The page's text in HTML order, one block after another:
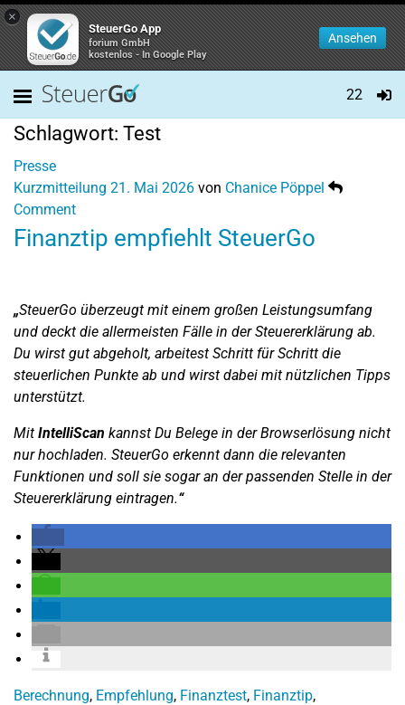
×
SteuerGo App
forium GmbH
kostenlos - In Google Play
Ansehen
22
Schlagwort: Test
Presse
Kurzmitteilung 21. Mai 2026 von Chanice Pöppel
Comment
Finanztip empfiehlt SteuerGo
„SteuerGo überzeugt mit einem großen Leistungsumfang
und deckt die allermeisten Fälle in der Steuererklärung ab.
Du wirst gut abgeholt, arbeitest Schritt für Schritt die
steuerlichen Punkte ab und wirst dabei mit nützlichen Tipps
unterstützt.
Mit IntelliScan kannst Du Belege in der Browserlösung nicht
nur hochladen. SteuerGo erkennt dann die relevanten
Funktionen und soll sie sogar an der passenden Stelle in der
Steuererklärung eintragen.“
Berechnung, Empfehlung, Finanztest, Finanztip,